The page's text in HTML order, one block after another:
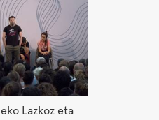
Lazkoz eta